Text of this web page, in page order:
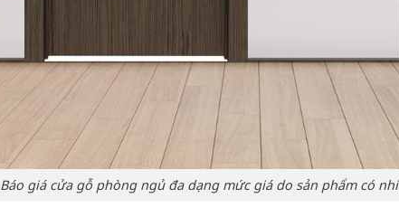
Báo giá cửa gỗ phòng ngủ đa dạng mức giá do sản phẩm có